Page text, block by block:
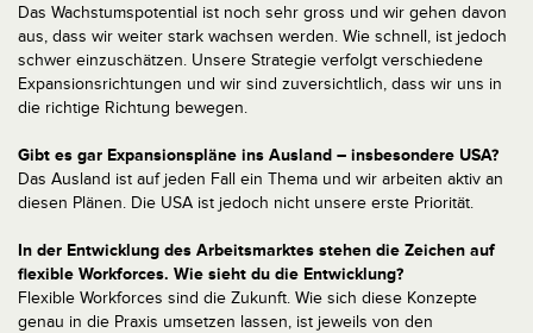
Das Wachstumspotential ist noch sehr gross und wir gehen davon
aus, dass wir weiter stark wachsen werden. Wie schnell, ist jedoch
schwer einzuschätzen. Unsere Strategie verfolgt verschiedene
Expansionsrichtungen und wir sind zuversichtlich, dass wir uns in
die richtige Richtung bewegen.
Gibt es gar Expansionspläne ins Ausland – insbesondere USA?
Das Ausland ist auf jeden Fall ein Thema und wir arbeiten aktiv an
diesen Plänen. Die USA ist jedoch nicht unsere erste Priorität.
In der Entwicklung des Arbeitsmarktes stehen die Zeichen auf
flexible Workforces. Wie sieht du die Entwicklung?
Flexible Workforces sind die Zukunft. Wie sich diese Konzepte
genau in die Praxis umsetzen lassen, ist jeweils von den